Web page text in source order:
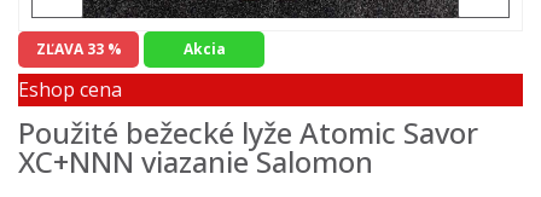
ZĽAVA 33 % Akcia
Eshop cena
Použité bežecké lyže Atomic Savor
XC+NNN viazanie Salomon